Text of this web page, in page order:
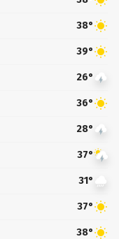
38°
39°
26°
36°
28°
37°
31°
37°
38°